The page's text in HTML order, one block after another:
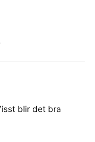
blir det bra